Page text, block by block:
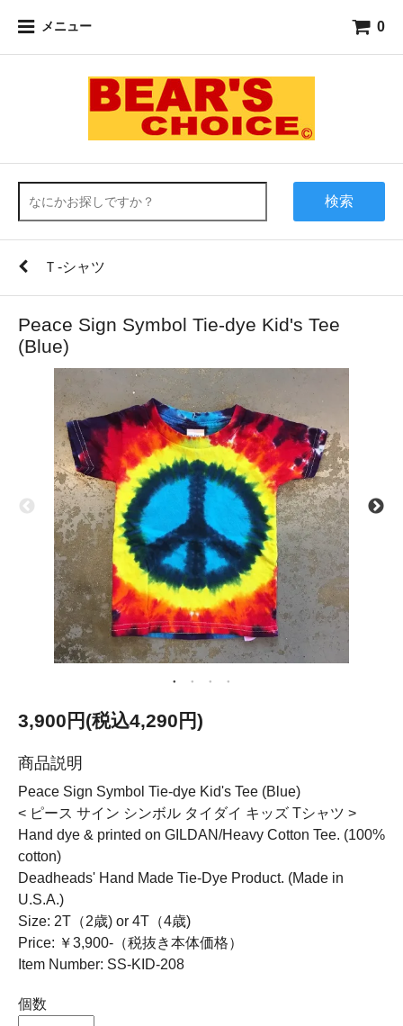
メニュー 0
検索
Ｔ-シャツ
Peace Sign Symbol Tie-dye Kid's Tee
(Blue)
3,900円(税込4,290円)
商品説明
Peace Sign Symbol Tie-dye Kid's Tee (Blue)
< ピース サイン シンボル タイダイ キッズ Tシャツ >
Hand dye & printed on GILDAN/Heavy Cotton Tee. (100%
cotton)
Deadheads' Hand Made Tie-Dye Product. (Made in
U.S.A.)
Size: 2T（2歳) or 4T（4歳)
Price: ￥3,900-（税抜き本体価格）
Item Number: SS-KID-208
個数